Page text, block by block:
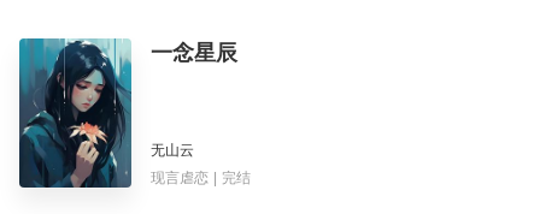
一念星辰
无山云
现言虐恋 | 完结